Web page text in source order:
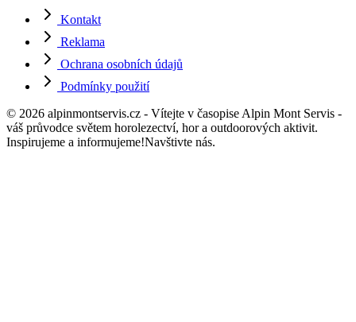
Kontakt
Reklama
Ochrana osobních údajů
Podmínky použití
© 2026 alpinmontservis.cz - Vítejte v časopise Alpin Mont Servis -
váš průvodce světem horolezectví, hor a outdoorových aktivit.
Inspirujeme a informujeme!Navštivte nás.